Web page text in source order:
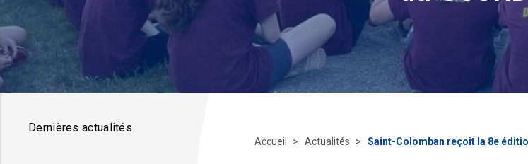
Dernières actualités
Accueil Actualités Saint-Colomban reçoit la 8e